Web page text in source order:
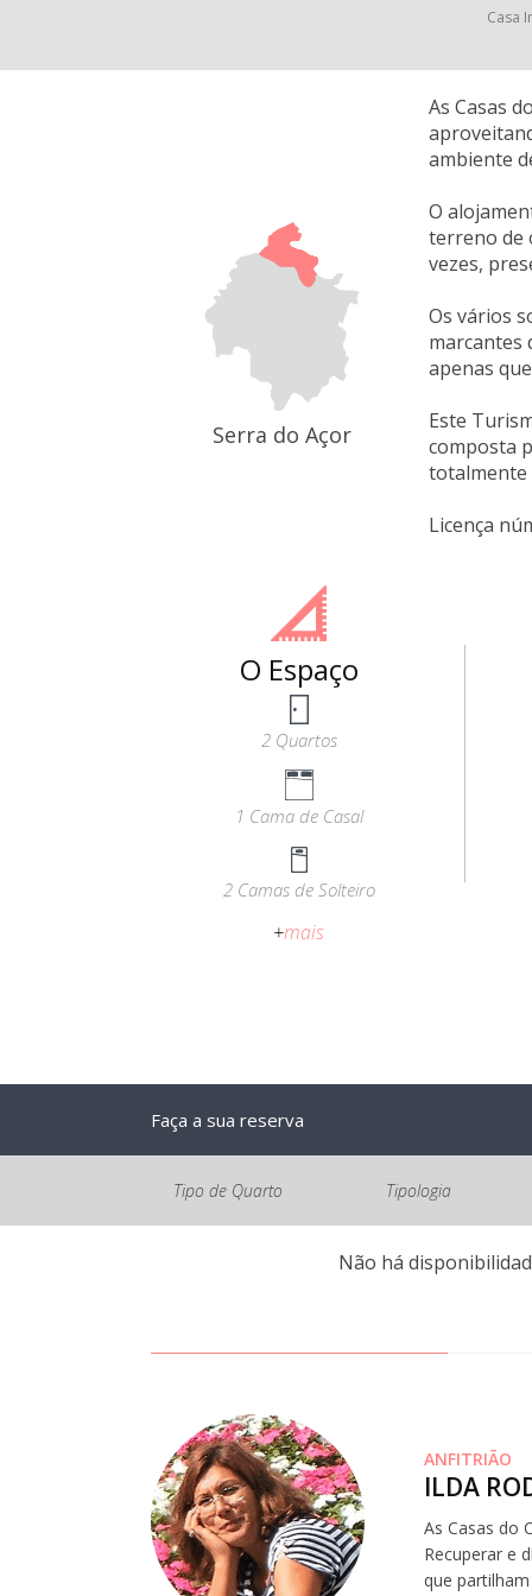
Casa
Serra do Açor
As Casas
ambiente
O
terreno de
vezes,
Os vários
marcantes
apenas
Este
composta
totalmente
Licença
O Espaço
2 Quartos
1 Cama de Casal
2 Camas de Solteiro
+mais
Faça a sua reserva
Tipo de Quarto Tipologia
Não há
ANFITRIÃO
ILDA
As Casas do
Recuperar e
que